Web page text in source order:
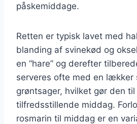
påskemiddage.
Retten er typisk lavet med
blanding af svinekød og
en “hare” og derefter
serveres ofte med en lækker
grøntsager, hvilket gør den
tilfredsstillende middag.
rosmarin til middag er en